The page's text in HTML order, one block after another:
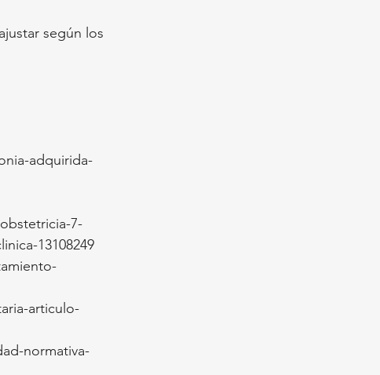
según los
adquirida-
7-
13108249
articulo-
normativa-